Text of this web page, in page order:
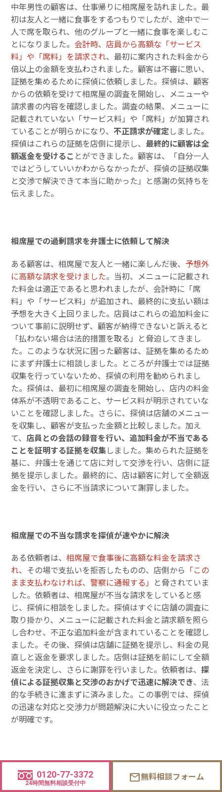
中年男性の顧客は、仕事帰りに相席屋を訪れました。最
初は友人と一緒に食事をするつもりでしたが、途中で一
人で席を取られ、他のグループと一緒に食事を楽しむこ
とになりました。 会計時、店員から高額な「サービス
料」や「席料」を請求され、最初に案内された料金から
倍以上の金額を支払わされました。顧客は不審に思い、
証拠を集めるために探偵に依頼しました。探偵は、顧客
からの依頼を受けて相席屋の調査を開始し、メニューや
請求書の内容を確認しました。調査の結果、メニューに
記載されていない「サービス料」や「席料」が加算され
ていることが明らかになり、不正請求が確定しました。
探偵はこれらの証拠を店側に提示し、 最終的に顧客は全
額返金を受けるこ とができました。顧客は、「自分一人
ではどうしていいかわからなかったが、探偵の証拠収集
と交渉で解決できて本当に助かった」と感謝の気持ちを
伝えました。
相席屋での過剰請求を弁護士に依頼して解決
ある顧客は、相席屋で友人と一緒に楽しんだ後、 予想外
に高額な請求を受けました。当初、メニューに記載され
た料金は適正であると思われましたが、会計時に「席
料」や「サービス料」が追加され、最終的に支払い額は
予想を大きく上回りました。店員はこれらの追加料金に
ついて事前に説明せず、顧客が納得できないと訴えると
「払わない場合は法的措置を取る」と脅迫してきまし
た。このような状況に困った顧客は、証拠を集めるため
にまず弁護士に相談しました。ところが弁護士では証拠
収集を行っていないため、探偵の利用を勧められまし
た。探偵は、最初に相席屋の調査を開始し、店内の料金
体系が不透明であること、サービス料が明示されていな
いことを確認しました。さらに、探偵は店舗のメニュー
を収集し、顧客が支払った金額と比較しました。加え
て、 店員との会話の録音を行い、追加料金が不当である
ことを証明する証拠を収集しました。集められた証拠を
基に、弁護士を通じて店に対して交渉を行い、店側に証
拠を提示しました。最終的に、店は顧客に対して全額返
金を行い、さらに不当請求について謝罪しました。
相席屋での不当な請求を探偵が速やかに解決
ある依頼者は、相席屋で食事後に高額な料金を請求さ
れ、その場で支払いを拒否したものの、店側から 「この
まま支払わなければ、警察に通報する」 と脅されていま
した。依頼者は、相席屋が不当な請求をしていると感
じ、探偵に相談をしました。探偵はすぐに店舗の調査に
取り掛かり、メニューに記載された料金と請求額を照ら
し合わせ、不正な追加料金が含まれていることを確認し
ました。その後、探偵は店舗に証拠を提示し、料金の見
直しと返金を要求しました。店側は証拠を前にして全額
返金を決定し、さらに謝罪を行いました。依頼者は、探
偵による証拠収集と交渉のおかげで迅速に解決でき、法
的な手続きに進まずに済みました。この事例では、探偵
の迅速な対応と交渉力が問題解決に大いに役立ったこと
が明確です。
よくある質問（FAQ）
0120-77-3372
24時間無料相談受付中 mail無料相談フォーム